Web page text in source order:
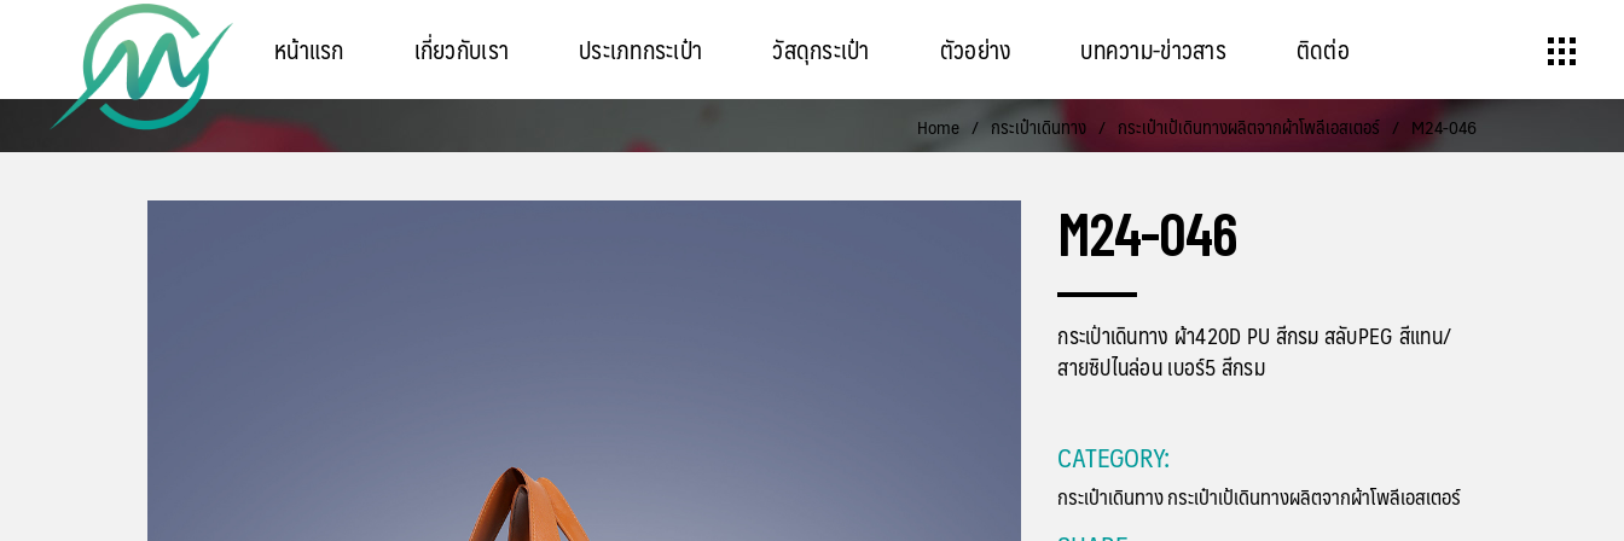
หน้าแรก เกี่ยวกับเรา ประเภทกระเป๋า วัสดุกระเป๋า ตัวอย่าง บทความ-ข่าวสาร ติดต่อ
Home / กระเป๋าเดินทาง / กระเป๋าเป้เดินทางผลิตจากผ้าโพลีเอสเตอร์ / M24-046
M24-046
กระเป๋าเดินทาง ผ้า420D PU สีกรม สลับPEG สีแทน/
สายซิปไนล่อน เบอร์5 สีกรม
CATEGORY:
กระเป๋าเดินทางกระเป๋าเป้เดินทางผลิตจากผ้าโพลีเอสเตอร์